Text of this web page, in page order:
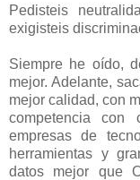
Pedisteis
exigisteis
Siempre he oído,
mejor. Adelante,
mejor calidad, con
competencia con
empresas de
herramientas y
datos mejor que